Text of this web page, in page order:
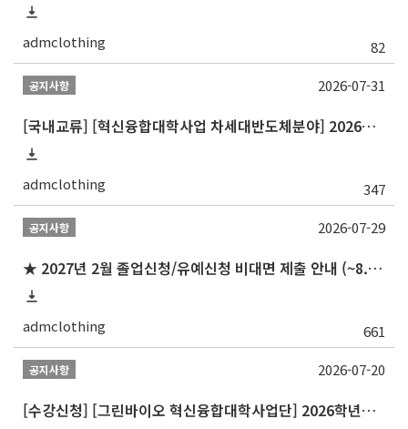
admclothing 82
공지사항
[국내교류] [혁신융합대학사업 차세대반도체분야] 2026학년도 숭실대학교 2학기 교류 수학
admclothing 347
2026-07-31
공지사항
★ 2027년 2월 졸업신청/유예신청 비대면 제출 안내 (~8.20 목)
admclothing 661
2026-07-29
공지사항
[수강신청] [그린바이오 혁신융합대학사업단] 2026학년도 2학기 개설 교과목 홍보
2026-07-20